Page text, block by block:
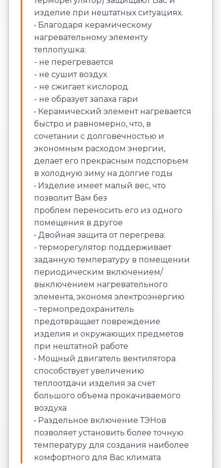
изделие при нештатных ситуациях.
• Благодаря керамическому
нагревательному элементу
теплопушка:
- не перегревается
- не сушит воздух
- не сжигает кислород
- не образует запаха гари
• Керамический элемент нагревается
быстро и равномерно, что, в
сочетании с долговечностью и
экономным расходом энергии,
делает его прекрасным подспорьем
в холодную зиму на долгие годы
• Изделие имеет малый вес, что
позволит Вам без
проблем переносить его из одного
помещения в другое
• Двойная защита от перегрева:
- терморегулятор поддерживает
заданную температуру в помещении
периодическим включением/
выключением нагревательного
элемента, экономя электроэнергию
- термопредохранитель
предотвращает повреждение
изделия и окружающих предметов
при нештатной работе
• Мощный двигатель вентилятора
способствует увеличению
теплоотдачи изделия за счет
большого объема прокачиваемого
воздуха
• Раздельное включение ТЭНов
позволяет установить более точную
температуру для создания наиболее
комфортного для Вас климата